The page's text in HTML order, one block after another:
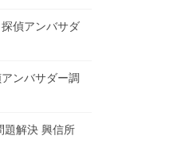
偵アンバサダ
ンバサダー調
題解決 興信所